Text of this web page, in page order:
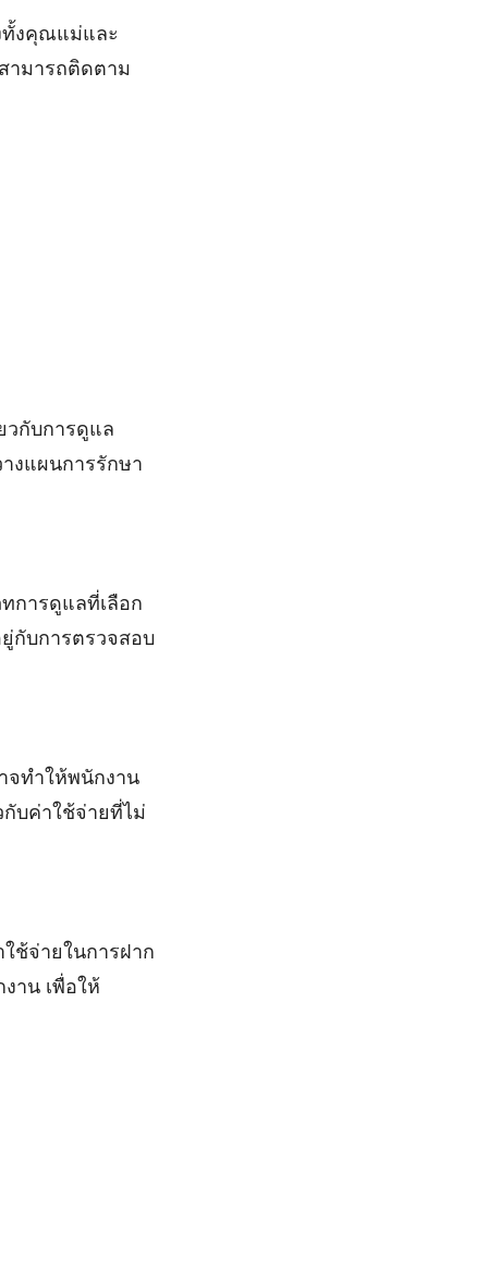
ทั้งคุณแม่และ
ามารถติดตาม
วกับการดูแล
งแผนการรักษา
การดูแลที่เลือก
กับการตรวจสอบ
จทำให้พนักงาน
บค่าใช้จ่ายที่ไม่
ช้จ่ายในการฝาก
าน เพื่อให้